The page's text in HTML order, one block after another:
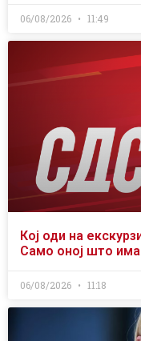
06/08/2026 11:49
Кој оди на
Само оној што има
06/08/2026 11:18